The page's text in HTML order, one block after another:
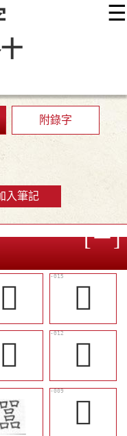
☰
附錄字
入筆記
󷐣
󰵅
𠿦
󰲡
󷐫